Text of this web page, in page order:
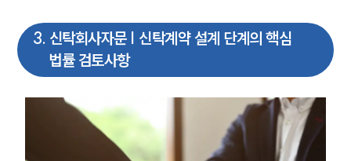
3. 신탁회사자문 | 신탁계약 설계 단계의 핵심
법률 검토사항